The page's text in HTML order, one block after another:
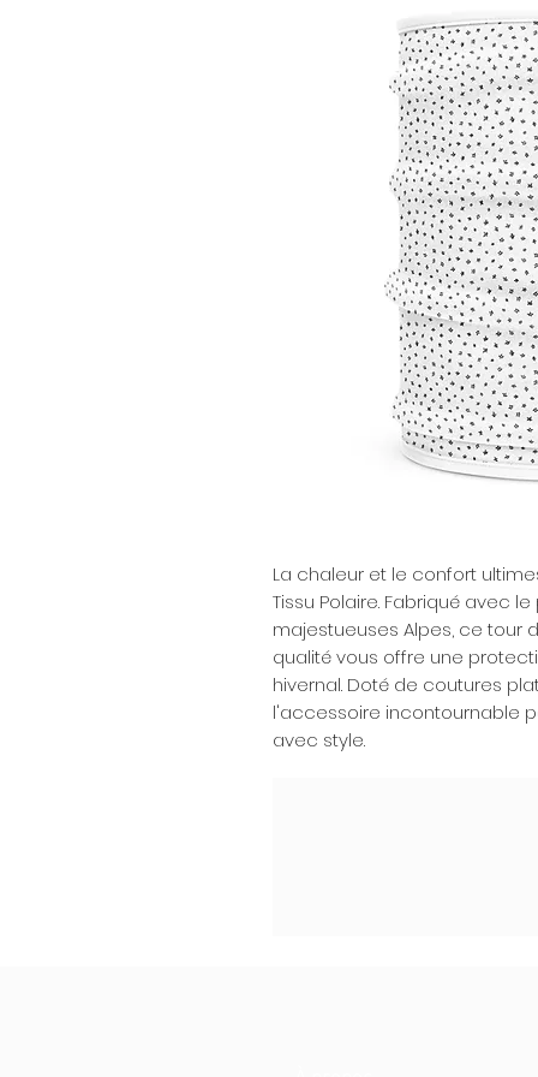
La chaleur et le confort
Tissu Polaire. Fabriqué avec
majestueuses Alpes, ce tour
qualité vous offre une
hivernal. Doté de coutures
l'accessoire incontournable
avec style.